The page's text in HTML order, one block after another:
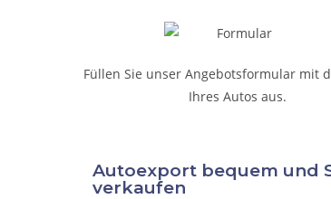
Füllen Sie unser Angebotsformular mit
Ihres Autos aus.
Autoexport bequem und
verkaufen